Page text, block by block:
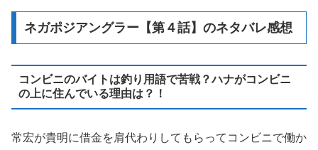
ネガポジアングラー【第４話】のネタバレ感想
コンビニのバイトは釣り用語で苦戦？ハナがコンビニ
の上に住んでいる理由は？！
常宏が貴明に借金を肩代わりしてもらってコンビニで働か